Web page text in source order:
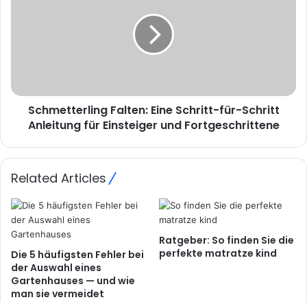
Schmetterling Falten: Eine Schritt-für-Schritt
Anleitung für Einsteiger und Fortgeschrittene
Related Articles
Die 5 häufigsten Fehler bei
der Auswahl eines
Gartenhauses — und wie
man sie vermeidet
Ratgeber: So finden Sie die
perfekte matratze kind